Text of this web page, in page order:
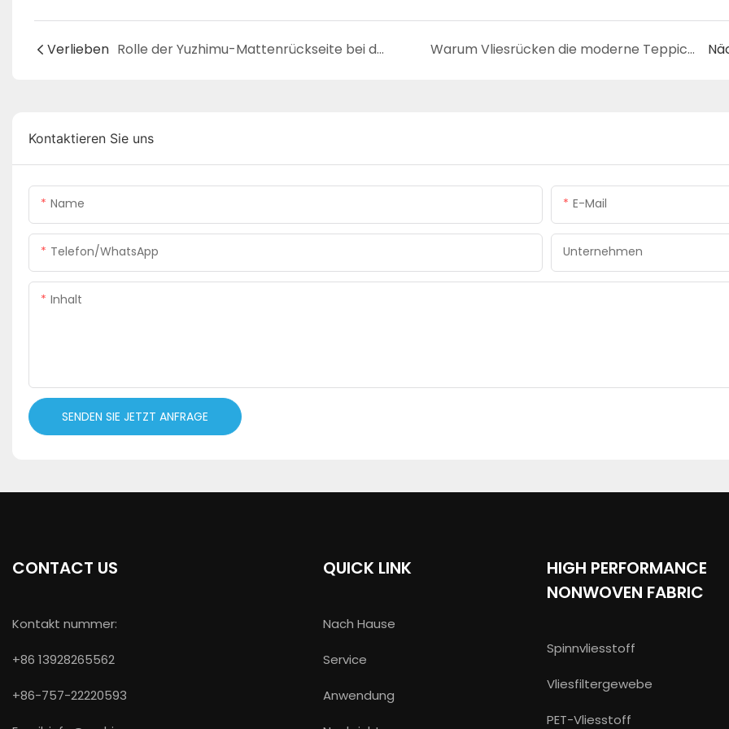
Verlieben Rolle der Yuzhimu-Mattenrückseite bei der Verlängerung der Lebensdauer von Kunstrasen Warum Vliesrücken die moderne Teppichherstellung dominieren
Kontaktieren Sie uns
Name E-Mail
Telefon/WhatsApp Unternehmen
Inhalt
SENDEN SIE JETZT ANFRAGE
CONTACT US
Kontakt nummer:
+86 13928265562
+86-757-22220593
QUICK LINK
Nach Hause
Service
Anwendung
HIGH PERFORMANCE
NONWOVEN FABRIC
Spinnvliesstoff
Vliesfiltergewebe
PET-Vliesstoff